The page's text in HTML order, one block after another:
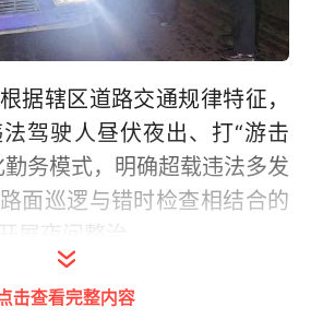
据辖区道路交通规律特征，
驾驶人昼伏夜出、打“游击
务模式，明确超载违法多发
面巡逻与错时检查相结合的
展夜间整治。
击查看完整内容